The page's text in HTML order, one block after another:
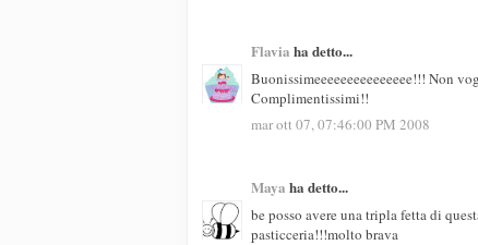
Flavia ha detto...
Buonissimeeeeeeeeeeeeeee!!! Non
Complimentissimi!!
mar ott 07, 07:46:00 PM 2008
Maya ha detto...
be posso avere una tripla fetta di
pasticceria!!!molto brava